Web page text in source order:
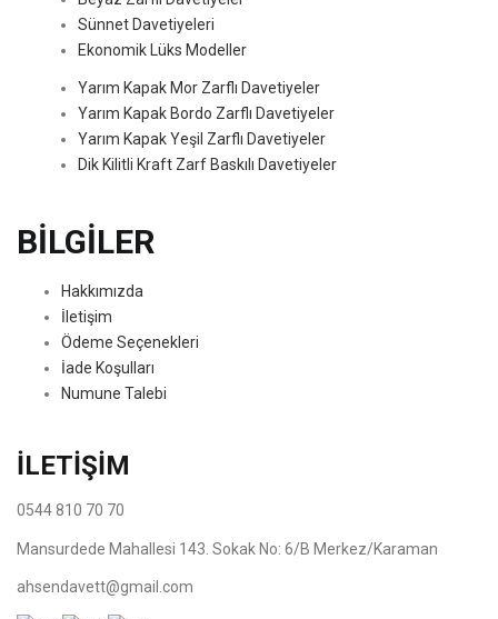
Sünnet Davetiyeleri
Ekonomik Lüks Modeller
Yarım Kapak Mor Zarflı Davetiyeler
Yarım Kapak Bordo Zarflı Davetiyeler
Yarım Kapak Yeşil Zarflı Davetiyeler
Dik Kilitli Kraft Zarf Baskılı Davetiyeler
BİLGİLER
Hakkımızda
İletişim
Ödeme Seçenekleri
İade Koşulları
Numune Talebi
İLETİŞİM
0544 810 70 70
Mansurdede Mahallesi 143. Sokak No: 6/B Merkez/Karaman
ahsendavett@gmail.com